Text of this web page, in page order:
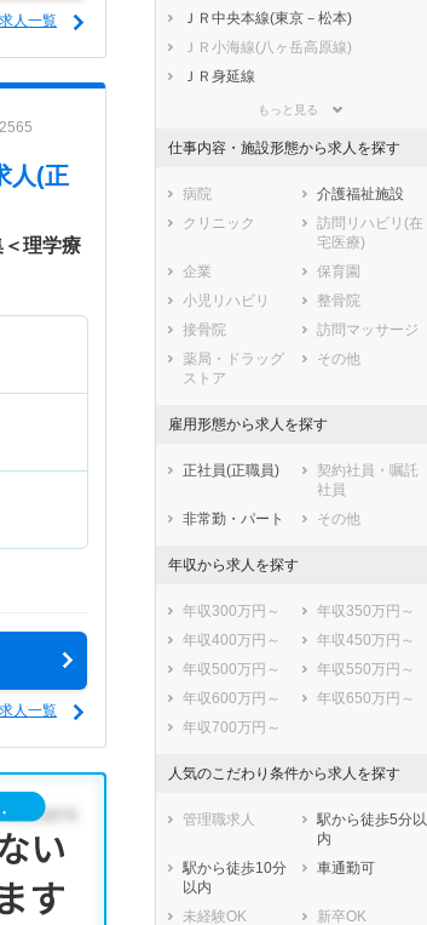
人一覧
人(正
理学療
人一覧
福岡県
佐賀県
熊本県
大分県
鹿児島県
中央市
西八代郡市川三
郷町
南巨摩郡早川町
中巨摩郡昭和町
南都留郡道志村
南都留郡山中湖
村
南都留郡鳴沢村
口湖町
北都留郡小菅村
北都留郡丹波山
ＪＲ中央本線(東京－松本)
ＪＲ小海線(八ヶ岳高原線)
ＪＲ身延線
富士急行大月線もっと見る
仕事内容・施設形態から求人を探す
病院
介護福祉施設
クリニック
訪問リハビリ(在
宅医療)
企業
保育園
小児リハビリ
整骨院
接骨院
訪問マッサージ
薬局・ドラッグ
ストア
その他
雇用形態から求人を探す
正社員(正職員)
契約社員・嘱託
社員
非常勤・パート
その他
年収から求人を探す
年収300万円～
年収350万円～
年収400万円～
年収450万円～
年収500万円～
年収550万円～
年収600万円～
年収650万円～
年収700万円～
人気のこだわり条件から求人を探す
管理職求人
駅から徒歩5分以
内
駅から徒歩10分
以内
車通勤可
未経験OK 新卒OK